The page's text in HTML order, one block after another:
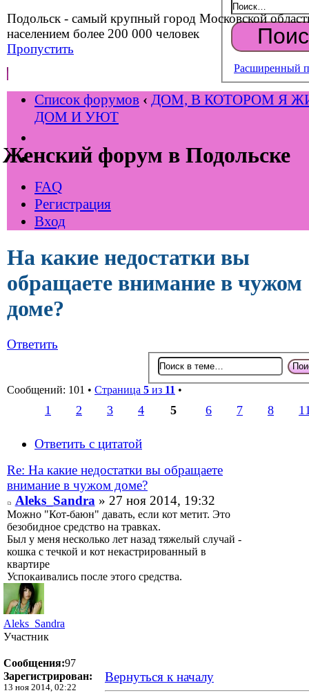
Подольск - самый крупный город Московской
населением более 200 000 человек
Пропустить
Женский форум в Подольске
Расширенный
Список форумов ‹ ДОМ, В КОТОРОМ Я
ДОМ И УЮТ
FAQ
Регистрация
Вход
На какие недостатки вы
обращаете внимание в чужом
доме?
Ответить
Сообщений: 101 • Страница 5 из 11 •
1 2 3 4 5 6 7 8
Ответить с цитатой
Re: На какие недостатки вы обращаете
внимание в чужом доме?
Aleks_Sandra» 27 ноя 2014, 19:32
Можно "Кот-баюн" давать, если кот метит. Это
безобидное средство на травках.
Был у меня несколько лет назад тяжелый случай -
кошка с течкой и кот некастрированный в
квартире
Успокаивались после этого средства.
Aleks_Sandra
Участник
Сообщения:97
Зарегистрирован:
13 ноя 2014, 02:22
Вернуться к началу